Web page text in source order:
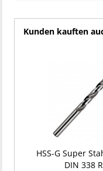
Kunden kauften
HSS-G Super
DIN 338